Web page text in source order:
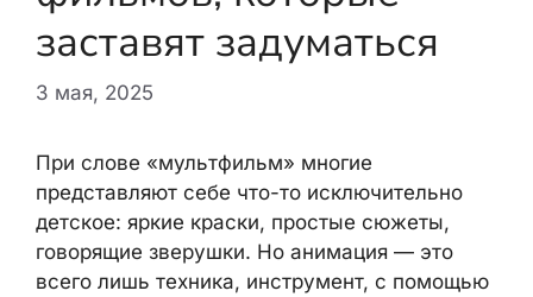
заставят задуматься
3 мая, 2025
При слове «мультфильм» многие
представляют себе что-то исключительно
детское: яркие краски, простые сюжеты,
говорящие зверушки. Но анимация — это
всего лишь техника, инструмент, с помощью